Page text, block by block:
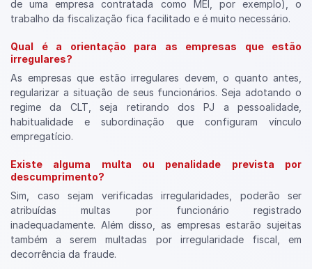
de uma empresa contratada como MEI, por exemplo), o
trabalho da fiscalização fica facilitado e é muito necessário.
Qual é a orientação para as empresas que estão
irregulares?
As empresas que estão irregulares devem, o quanto antes,
regularizar a situação de seus funcionários. Seja adotando o
regime da CLT, seja retirando dos PJ a pessoalidade,
habitualidade e subordinação que configuram vínculo
empregatício.
Existe alguma multa ou penalidade prevista por
descumprimento?
Sim, caso sejam verificadas irregularidades, poderão ser
atribuídas multas por funcionário registrado
inadequadamente. Além disso, as empresas estarão sujeitas
também a serem multadas por irregularidade fiscal, em
decorrência da fraude.